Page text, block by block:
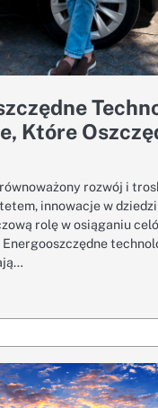
Które
rozwój i
innowacje w
rolę w osiąganiu